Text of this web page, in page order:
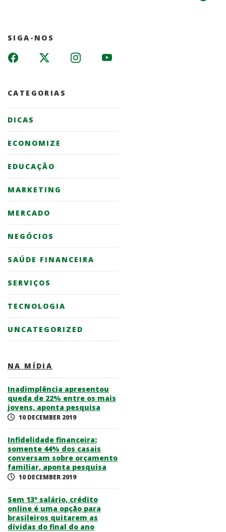
SIGA-NOS
CATEGORIAS
DICAS
ECONOMIZE
EDUCAÇÃO
MARKETING
MERCADO
NEGÓCIOS
SAÚDE FINANCEIRA
SERVIÇOS
TECNOLOGIA
UNCATEGORIZED
NA MÍDIA
Inadimplência apresentou
queda de 22% entre os mais
jovens, aponta pesquisa
10 DECEMBER 2019
Infidelidade financeira:
somente 44% dos casais
conversam sobre orçamento
familiar, aponta pesquisa
10 DECEMBER 2019
Sem 13º salário, crédito
online é uma opção para
brasileiros quitarem as
dívidas do final do ano